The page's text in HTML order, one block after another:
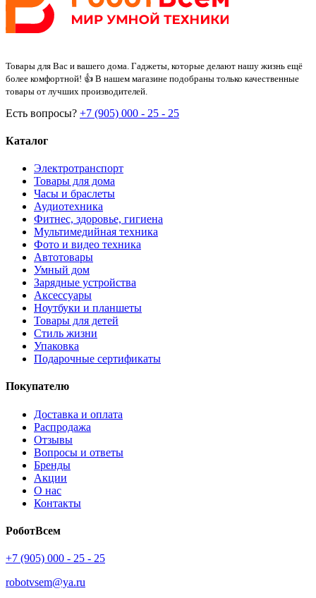
Товары для Вас и вашего дома. Гаджеты, которые делают нашу жизнь ещё
более комфортной! 👍 В нашем магазине подобраны только качественные
товары от лучших производителей.
Есть вопросы? +7 (905) 000 - 25 - 25
Каталог
Электротранспорт
Товары для дома
Часы и браслеты
Аудиотехника
Фитнес, здоровье, гигиена
Мультимедийная техника
Фото и видео техника
Автотовары
Умный дом
Зарядные устройства
Аксессуары
Ноутбуки и планшеты
Товары для детей
Стиль жизни
Упаковка
Подарочные сертификаты
Покупателю
Доставка и оплата
Распродажа
Отзывы
Вопросы и ответы
Бренды
Акции
О нас
Контакты
РоботВсем
+7 (905) 000 - 25 - 25
robotvsem@ya.ru